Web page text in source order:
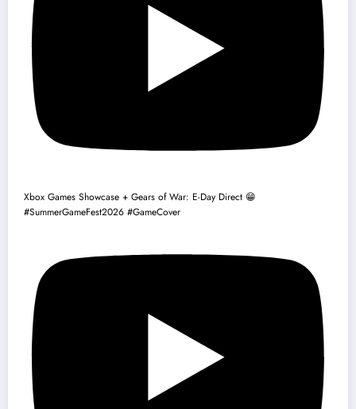
Xbox Games Showcase + Gears of War: E-Day Direct 😁
#SummerGameFest2026 #GameCover